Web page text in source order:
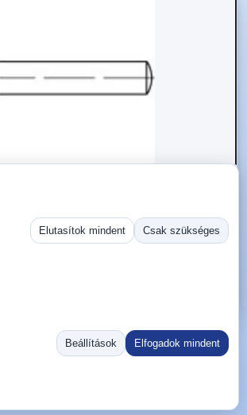
szegek DIN 7 20 mm Acél 50 db
kúpos csapok
Ugrás:
Rendezés:
Elutasítok mindent Csak szükséges
Beállítások Elfogadok mindent